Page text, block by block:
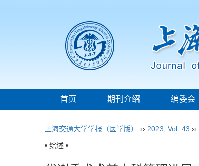
首页 期刊介绍 编委会
上海交通大学学报（医学版） ›› 2023 Vol. 43 ››
• 综述 •